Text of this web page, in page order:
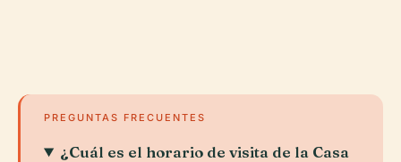
PREGUNTAS FRECUENTES
¿Cuál es el horario de visita de la Casa